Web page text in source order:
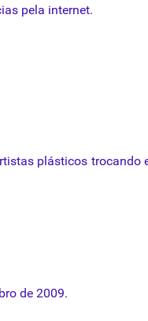
pela internet.
plásticos trocando
de 2009.